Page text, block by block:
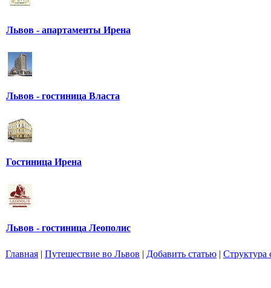
Львов - апартаменты Ирена
Львов - гостиница Власта
Гостиница Ирена
Львов - гостиница Леополис
Главная | Путешествие во Львов | Добавить статью | Структура